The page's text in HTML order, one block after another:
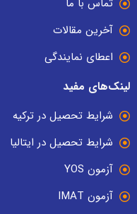
تماس با ما
آخرین مقالات
اعطای نمایندگی
لینک‌های مفید
شرایط تحصیل در ترکیه
شرایط تحصیل در ایتالیا
آزمون YOS
آزمون IMAT